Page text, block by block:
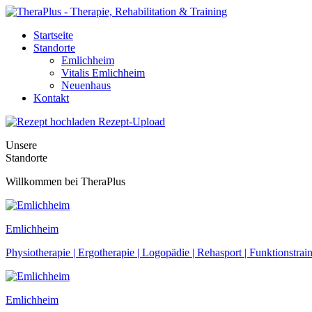
Startseite
Standorte
Emlichheim
Vitalis Emlichheim
Neuenhaus
Kontakt
Rezept-Upload
Unsere
Standorte
Willkommen bei TheraPlus
Emlichheim
Physiotherapie | Ergotherapie | Logopädie | Rehasport |
Emlichheim